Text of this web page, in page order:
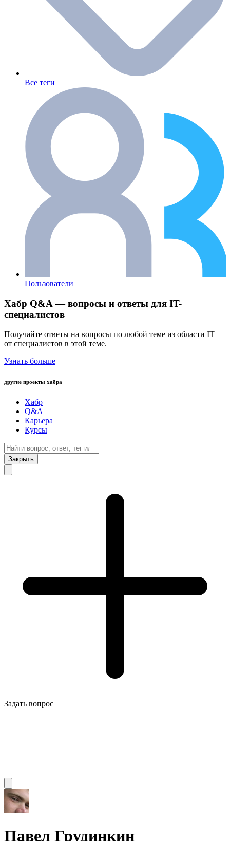
Все теги
Пользователи
Хабр Q&A — вопросы и ответы для IT-
специалистов
Получайте ответы на вопросы по любой теме из области IT
от специалистов в этой теме.
Узнать больше
другие проекты хабра
Хабр
Q&A
Карьера
Курсы
Закрыть
Задать вопрос
Павел Грудинкин